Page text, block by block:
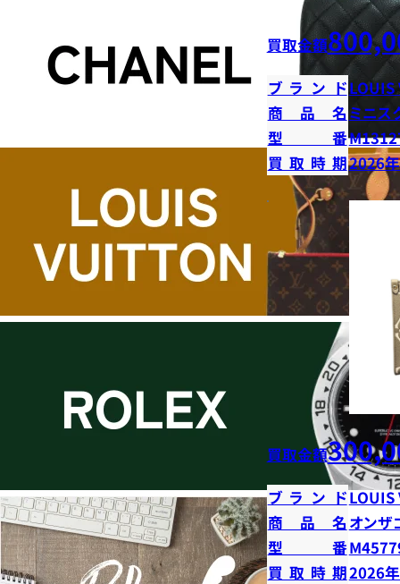
買取金額
ブランドLOUIS
商品名 ミニス
型番
買取時期2026
買取金額
ブランドLOUIS
商品名 オンザ
型番
買取時期2026